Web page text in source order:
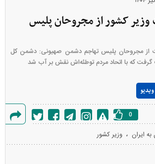
کشور از مجروحان پلیس
از مجروحان پلیس تهاجم دشمن صهیونی: دشمن کل
گرفت که با اتحاد مردم توطئه‌اش نقش بر آب شد
Play
Video
گزارش
خطا
0
ایران ، وزیر کشور